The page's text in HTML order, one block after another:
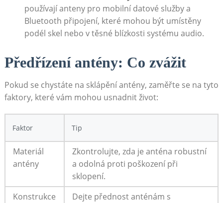
používají anteny pro mobilní datové služby a
Bluetooth připojení, které mohou být ​umístěny
podél skel nebo v těsné blízkosti systému audio.
Předřízení antény: Co zvážit
Pokud se chystáte na ‌sklápění antény, zaměřte se na tyto
faktory, které vám mohou ​usnadnit život:
Faktor Tip
Materiál
⁣antény
Zkontrolujte, zda je anténa robustní
a odolná proti poškození při
sklopení.
Konstrukce
Dejte přednost⁤ anténám s